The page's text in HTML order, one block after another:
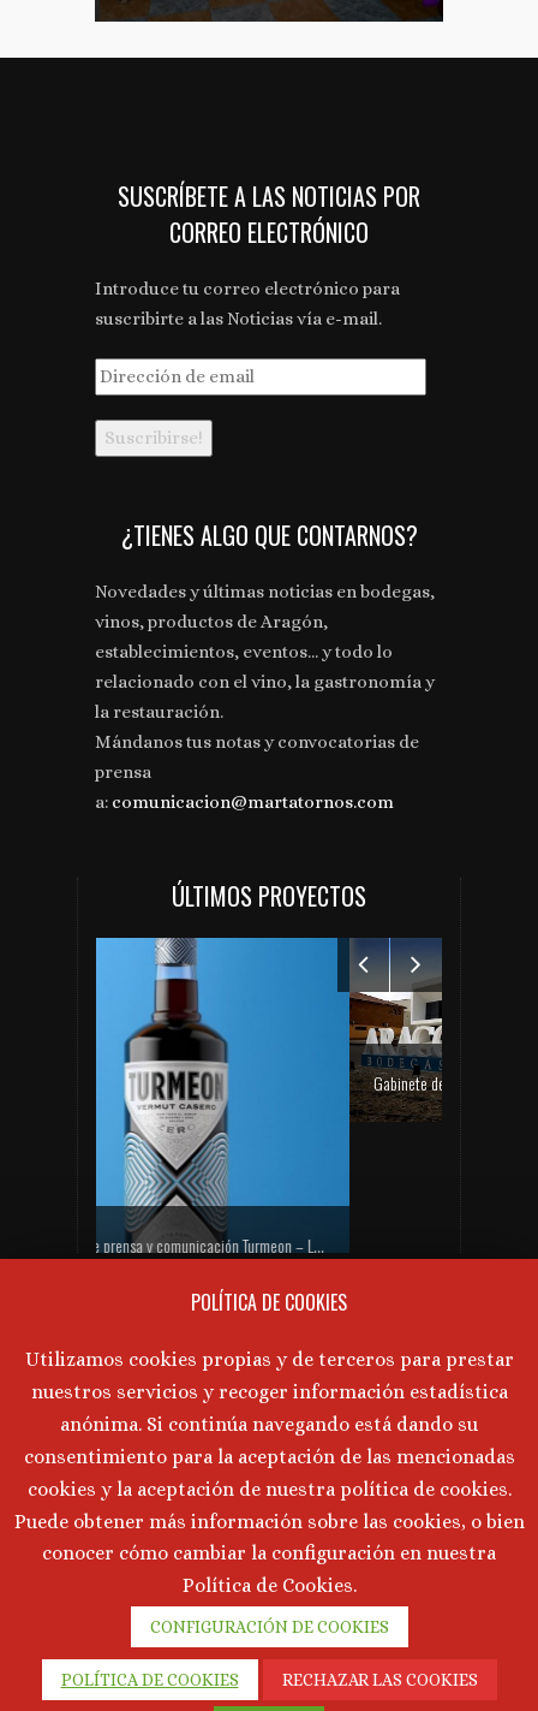
SUSCRÍBETE A LAS NOTICIAS POR
CORREO ELECTRÓNICO
Introduce tu correo electrónico para
suscribirte a las Noticias vía e-mail.
Dirección
de
email
¿TIENES ALGO QUE CONTARNOS?
Novedades y últimas noticias en bodegas,
vinos, productos de Aragón,
establecimientos, eventos... y todo lo
relacionado con el vino, la gastronomía y
la restauración.
Mándanos tus notas y convocatorias de
prensa
a: comunicacion@martatornos.com
ÚLTIMOS PROYECTOS
Gabinete de prensa y comunicación Turmeon – Lanzamiento de Turmeon Zero
PRÓXIMAS CATAS DE VINO
AVISO LEGAL
Aviso Legal·Política de Privacidad ·
Política de Cookies
©2026 Marta Tornos · Todos lo derechos reservados ·
Desarrollado porIntermedio 2.0
POLÍTICA DE COOKIES
Utilizamos cookies propias y de terceros para prestar
nuestros servicios y recoger información estadística
anónima. Si continúa navegando está dando su
consentimiento para la aceptación de las mencionadas
cookies y la aceptación de nuestra política de cookies.
Puede obtener más información sobre las cookies, o bien
conocer cómo cambiar la configuración en nuestra
Política de Cookies.
CONFIGURACIÓN DE COOKIES
POLÍTICA DE COOKIES RECHAZAR LAS COOKIES